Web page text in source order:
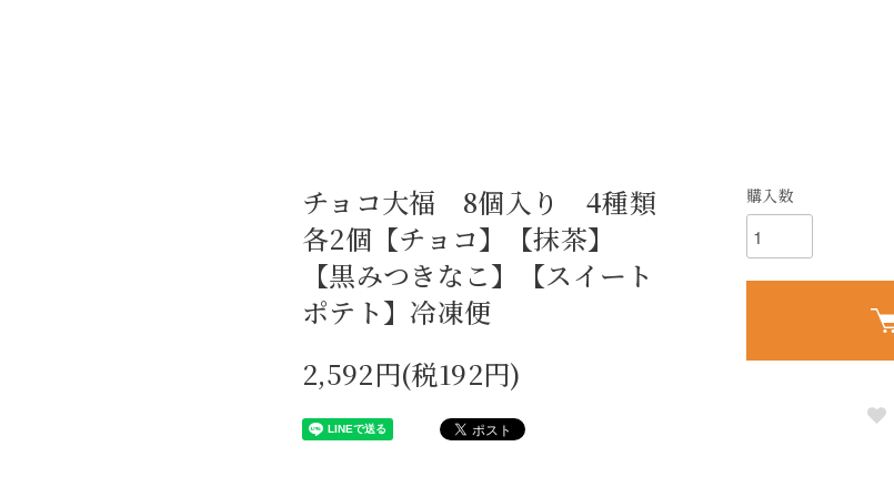
チョコ大福 8個入り 4種類
各2個【チョコ】【抹茶】
【黒みつきなこ】【スイート
ポテト】冷凍便
2,592円(税192円)
購入数